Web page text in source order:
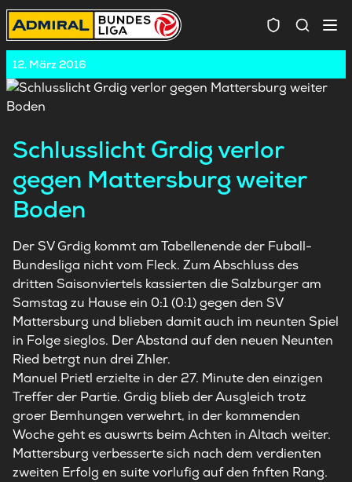
12. März 2016
Schlusslicht Grdig verlor
gegen Mattersburg weiter
Boden
Der SV Grdig kommt am Tabellenende der Fuball-
Bundesliga nicht vom Fleck. Zum Abschluss des
dritten Saisonviertels kassierten die Salzburger am
Samstag zu Hause ein 0:1 (0:1) gegen den SV
Mattersburg und blieben damit auch im neunten Spiel
in Folge sieglos. Der Abstand auf den neuen Neunten
Ried betrgt nun drei Zhler.
Manuel Prietl erzielte in der 27. Minute den einzigen
Treffer der Partie. Grdig blieb der Ausgleich trotz
groer Bemhungen verwehrt, in der kommenden
Woche geht es auswrts beim Achten in Altach weiter.
Mattersburg verbesserte sich nach dem verdienten
zweiten Erfolg en suite vorlufig auf den fnften Rang.